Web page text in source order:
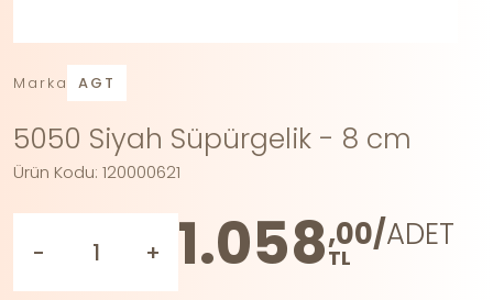
Marka AGT
5050 Siyah Süpürgelik - 8 cm
Ürün Kodu: 120000621
- + 1.058,00/ADET
TL